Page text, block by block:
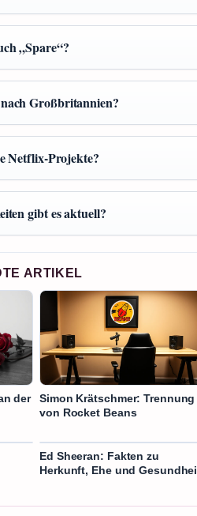
„Spare“?
Großbritannien?
Netflix-Projekte?
gibt es aktuell?
ARTIKEL
der
Simon Krätschmer: Trennung
von Rocket Beans
Ed Sheeran: Fakten zu
Herkunft, Ehe und